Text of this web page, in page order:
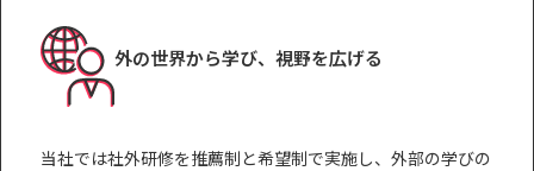
外の世界から学び、視野を広げる
当社では社外研修を推薦制と希望制で実施し、外部の学びの